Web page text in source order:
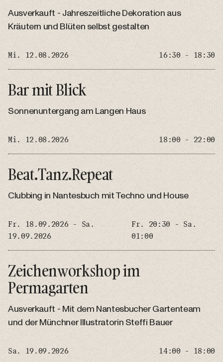
Ausverkauft - Jahreszeitliche Dekoration aus
Kräutern und Blüten selbst gestalten
Mi. 12.08.2026 16:30 - 18:30
Bar mit Blick
Sonnenuntergang am Langen Haus
Mi. 12.08.2026 18:00 - 22:00
Beat.Tanz.Repeat
Clubbing in Nantesbuch mit Techno und House
Fr. 18.09.2026 - Sa.
19.09.2026
Fr. 20:30 - Sa.
01:00
Zeichenworkshop im
Permagarten
Ausverkauft - Mit dem Nantesbucher Gartenteam
und der Münchner Illustratorin Steffi Bauer
Sa. 19.09.2026 14:00 - 18:00